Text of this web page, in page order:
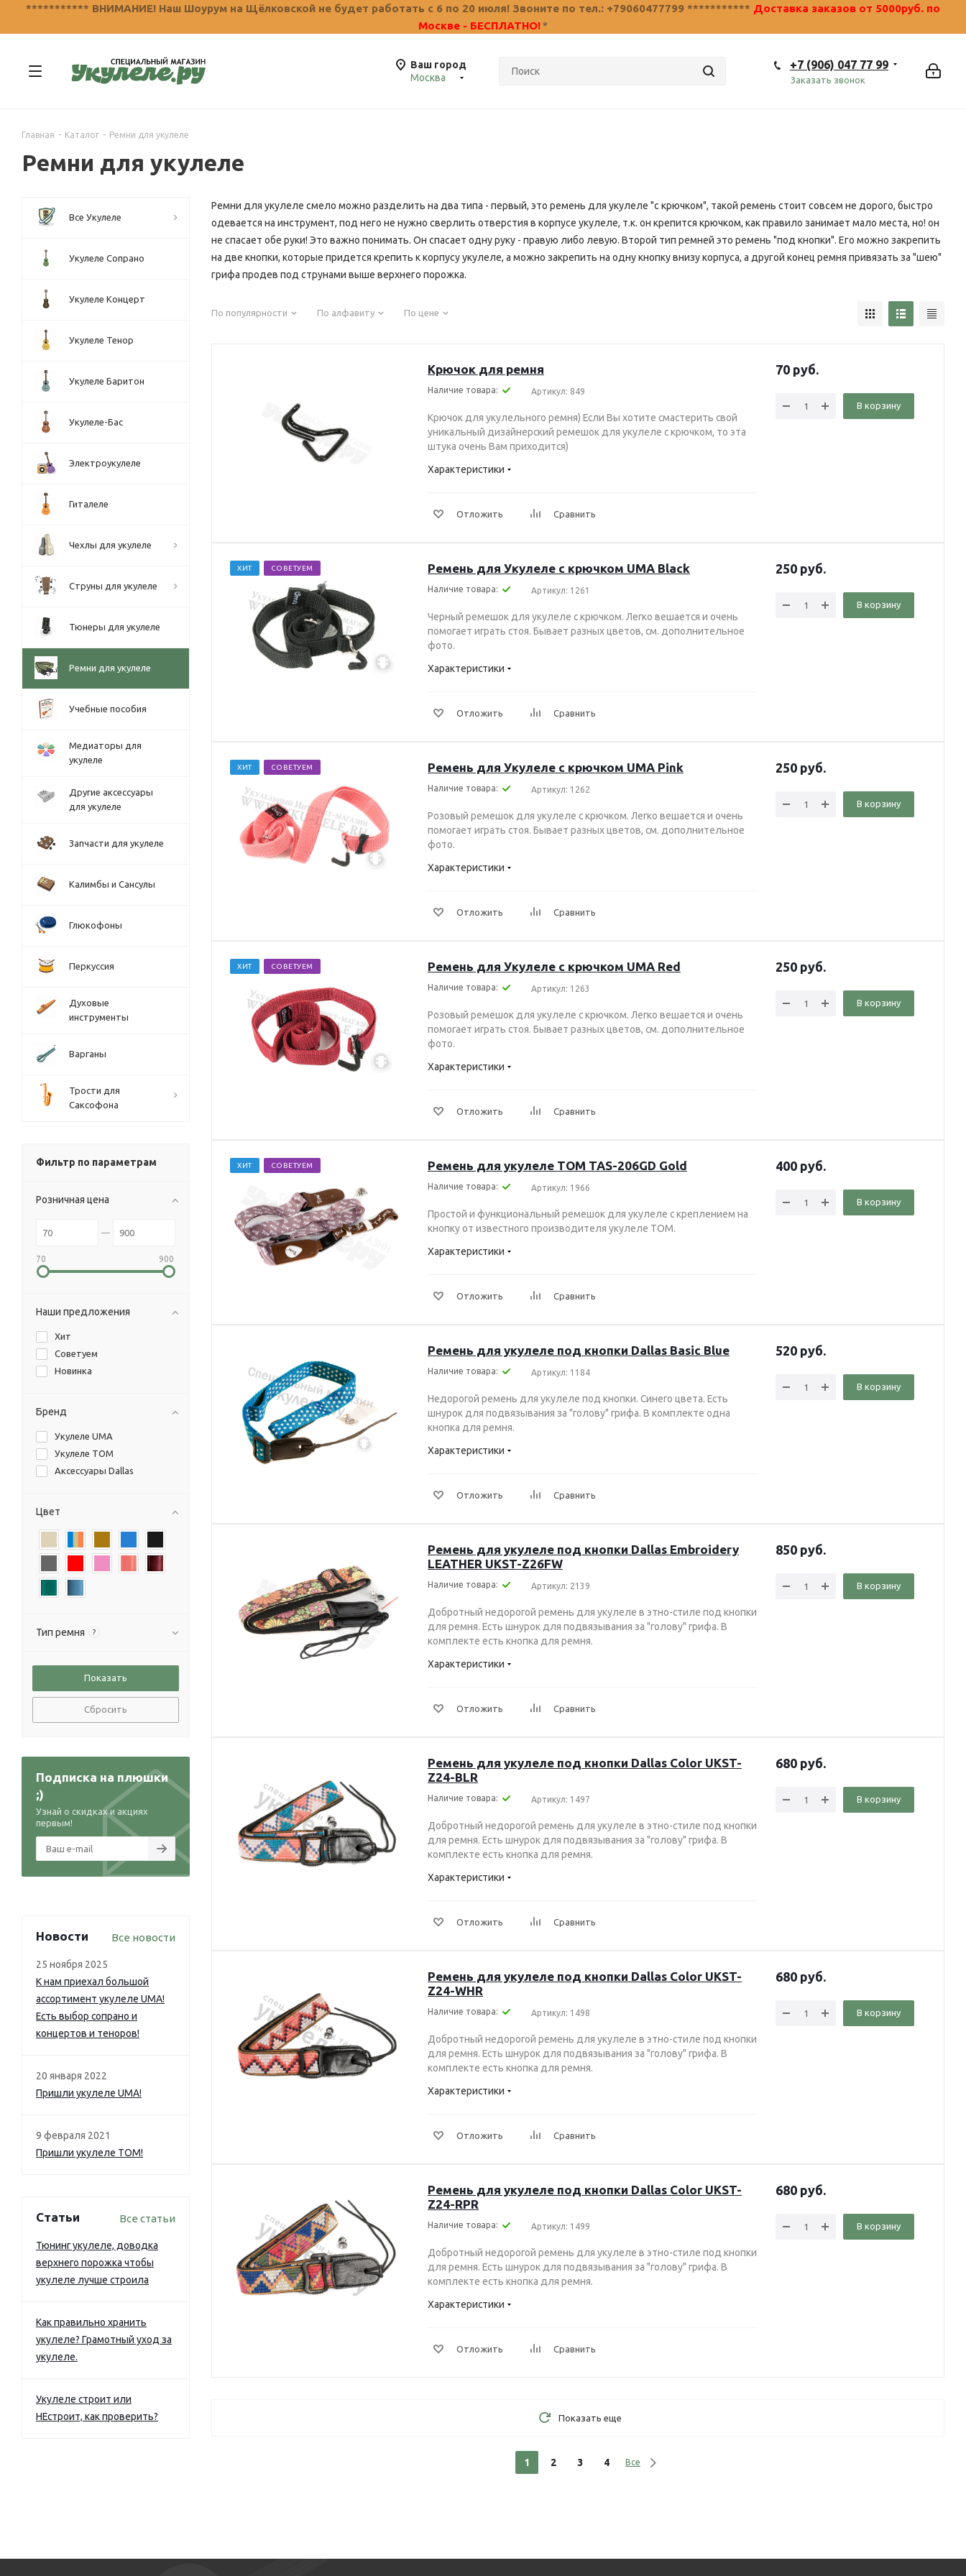
*********** ВНИМАНИЕ! Наш Шоурум на Щёлковской не будет работать с 6 по 20 июля! Звоните по тел.: +79060477799 *********** Доставка заказов от 5000руб. по
Москве - БЕСПЛАТНО!*
Ваш город
Москва
+7 (906) 047 77 99
Заказать звонок
Главная - Каталог - Ремни для укулеле
Ремни для укулеле
Ремни для укулеле смело можно разделить на два типа - первый, это ремень для укулеле "с крючком", такой ремень стоит совсем не дорого, быстро
одевается на инструмент, под него не нужно сверлить отверстия в корпусе укулеле, т.к. он крепится крючком, как правило занимает мало места, но! он
не спасает обе руки! Это важно понимать. Он спасает одну руку - правую либо левую. Второй тип ремней это ремень "под кнопки". Его можно закрепить
на две кнопки, которые придется крепить к корпусу укулеле, а можно закрепить на одну кнопку внизу корпуса, а другой конец ремня привязать за "шею"
грифа продев под струнами выше верхнего порожка.
По популярности По алфавиту По цене
Крючок для ремня
Наличие товара: Артикул: 849
Крючок для укулельного ремня) Если Вы хотите смастерить свой
уникальный дизайнерский ремешок для укулеле с крючком, то эта
штука очень Вам приходится)
Характеристики
Отложить Сравнить
70 руб.
В корзину
ХИТ СОВЕТУЕМ Ремень для Укулеле с крючком UMA Black
Наличие товара: Артикул: 1261
Черный ремешок для укулеле с крючком. Легко вешается и очень
помогает играть стоя. Бывает разных цветов, см. дополнительное
фото.
Характеристики
Отложить Сравнить
250 руб.
В корзину
ХИТ СОВЕТУЕМ Ремень для Укулеле с крючком UMA Pink
Наличие товара: Артикул: 1262
Розовый ремешок для укулеле с крючком. Легко вешается и очень
помогает играть стоя. Бывает разных цветов, см. дополнительное
фото.
Характеристики
Отложить Сравнить
250 руб.
В корзину
ХИТ СОВЕТУЕМ Ремень для Укулеле с крючком UMA Red
Наличие товара: Артикул: 1263
Розовый ремешок для укулеле с крючком. Легко вешается и очень
помогает играть стоя. Бывает разных цветов, см. дополнительное
фото.
Характеристики
Отложить Сравнить
250 руб.
В корзину
ХИТ СОВЕТУЕМ Ремень для укулеле TOM TAS-206GD Gold
Наличие товара: Артикул: 1966
Простой и функциональный ремешок для укулеле с креплением на
кнопку от известного производителя укулеле TOM.
Характеристики
Отложить Сравнить
400 руб.
В корзину
Ремень для укулеле под кнопки Dallas Basic Blue
Наличие товара: Артикул: 1184
Недорогой ремень для укулеле под кнопки. Синего цвета. Есть
шнурок для подвязывания за "голову" грифа. В комплекте одна
кнопка для ремня.
Характеристики
Отложить Сравнить
520 руб.
В корзину
Ремень для укулеле под кнопки Dallas Embroidery
LEATHER UKST-Z26FW
Наличие товара: Артикул: 2139
Добротный недорогой ремень для укулеле в этно-стиле под кнопки
для ремня. Есть шнурок для подвязывания за "голову" грифа. В
комплекте есть кнопка для ремня.
Характеристики
Отложить Сравнить
850 руб.
В корзину
Ремень для укулеле под кнопки Dallas Color UKST-
Z24-BLR
Наличие товара: Артикул: 1497
Добротный недорогой ремень для укулеле в этно-стиле под кнопки
для ремня. Есть шнурок для подвязывания за "голову" грифа. В
комплекте есть кнопка для ремня.
Характеристики
Отложить Сравнить
680 руб.
В корзину
Ремень для укулеле под кнопки Dallas Color UKST-
Z24-WHR
Наличие товара: Артикул: 1498
Добротный недорогой ремень для укулеле в этно-стиле под кнопки
для ремня. Есть шнурок для подвязывания за "голову" грифа. В
комплекте есть кнопка для ремня.
Характеристики
Отложить Сравнить
680 руб.
В корзину
Ремень для укулеле под кнопки Dallas Color UKST-
Z24-RPR
Наличие товара: Артикул: 1499
Добротный недорогой ремень для укулеле в этно-стиле под кнопки
для ремня. Есть шнурок для подвязывания за "голову" грифа. В
комплекте есть кнопка для ремня.
Характеристики
Отложить Сравнить
680 руб.
В корзину
Показать еще
1 2 3 4 Все
Все Укулеле
Укулеле Сопрано
Укулеле Концерт
Укулеле Тенор
Укулеле Баритон
Укулеле-Бас
Электроукулеле
Гиталеле
Чехлы для укулеле
Струны для укулеле
Тюнеры для укулеле
Ремни для укулеле
Учебные пособия
Медиаторы для
укулеле
Другие аксессуары
для укулеле
Запчасти для укулеле
Калимбы и Сансулы
Глюкофоны
Перкуссия
Духовые
инструменты
Варганы
Трости для
Саксофона
Фильтр по параметрам
Розничная цена
70 900
Наши предложения
Хит
Советуем
Новинка
Бренд
Укулеле UMA
Укулеле TOM
Аксессуары Dallas
Цвет
Тип ремня ?
Сбросить
Подписка на плюшки
;)
Узнай о скидках и акциях
первым!
Новости Все новости
25 ноября 2025
К нам приехал большой
ассортимент укулеле UMA!
Есть выбор сопрано и
концертов и теноров!
20 января 2022
Пришли укулеле UMA!
9 февраля 2021
Пришли укулеле TOM!
Статьи Все статьи
Тюнинг укулеле, доводка
верхнего порожка чтобы
укулеле лучше строила
Как правильно хранить
укулеле? Грамотный уход за
укулеле.
Укулеле строит или
НЕстроит, как проверить?